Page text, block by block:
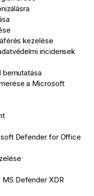
kezelése
incidensek
bemutatása
a Microsoft
Defender for Office
Defender XDR